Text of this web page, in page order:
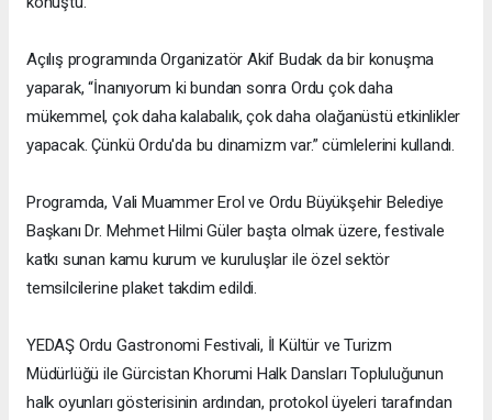
Açılış programında Organizatör Akif Budak da bir konuşma
yaparak, “İnanıyorum ki bundan sonra Ordu çok daha
mükemmel, çok daha kalabalık, çok daha olağanüstü etkinlikler
yapacak. Çünkü Ordu'da bu dinamizm var.” cümlelerini kullandı.
Programda, Vali Muammer Erol ve Ordu Büyükşehir Belediye
Başkanı Dr. Mehmet Hilmi Güler başta olmak üzere, festivale
katkı sunan kamu kurum ve kuruluşlar ile özel sektör
temsilcilerine plaket takdim edildi.
YEDAŞ Ordu Gastronomi Festivali, İl Kültür ve Turizm
Müdürlüğü ile Gürcistan Khorumi Halk Dansları Topluluğunun
halk oyunları gösterisinin ardından, protokol üyeleri tarafından